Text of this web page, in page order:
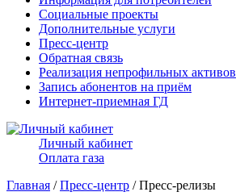
Социальные проекты
Дополнительные услуги
Пресс-центр
Обратная связь
Реализация непрофильных активов
Запись абонентов на приём
Интернет-приемная ГД
Личный кабинет
Оплата газа
Главная /Пресс-центр / Пресс-релизы